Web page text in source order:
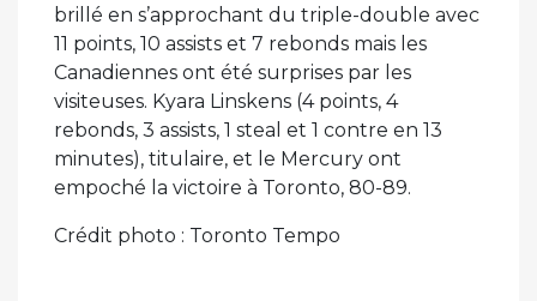
brillé en s’approchant du triple-double avec
11 points, 10 assists et 7 rebonds mais les
Canadiennes ont été surprises par les
visiteuses. Kyara Linskens (4 points, 4
rebonds, 3 assists, 1 steal et 1 contre en 13
minutes), titulaire, et le Mercury ont
empoché la victoire à Toronto, 80-89.
Crédit photo : Toronto Tempo